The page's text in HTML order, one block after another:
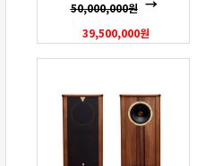
50,000,000원
39,500,000원